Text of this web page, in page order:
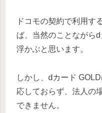
ドコモの契約で利用す
ば、当然のことながら
浮かぶと思います。
しかし、dカード
応しておらず、法人の
できません。